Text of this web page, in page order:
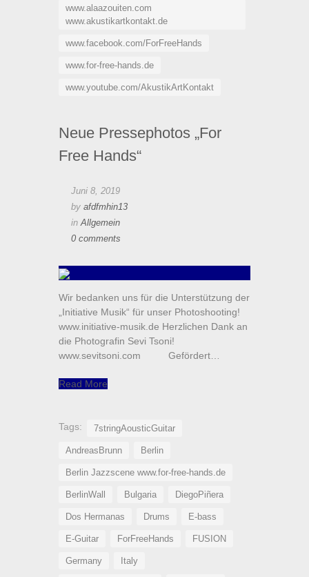
www.alaazouiten.com
www.akustikartkontakt.de
www.facebook.com/ForFreeHands
www.for-free-hands.de
www.youtube.com/AkustikArtKontakt
Neue Pressephotos „For
Free Hands“
Juni 8, 2019
by afdfmhin13
inAllgemein
0 comments
Wir bedanken uns für die Unterstützung der
„Initiative Musik“ für unser Photoshooting!
www.initiative-musik.de Herzlichen Dank an
die Photografin Sevi Tsoni!
www.sevitsoni.com Gefördert…
Read More
Tags: 7stringAousticGuitar
AndreasBrunn Berlin
Berlin Jazzscene www.for-free-hands.de
BerlinWall Bulgaria DiegoPiñera
Dos Hermanas Drums E-bass
E-Guitar ForFreeHands FUSION
Germany Italy